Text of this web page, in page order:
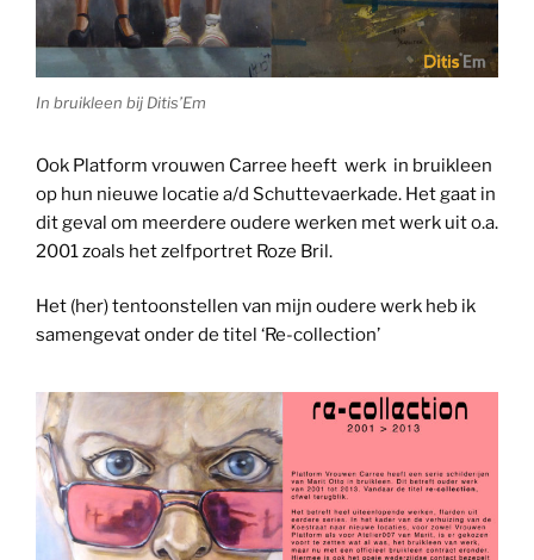
In bruikleen bij Ditis’Em
Ook Platform vrouwen Carree heeft werk in bruikleen
op hun nieuwe locatie a/d Schuttevaerkade. Het gaat in
dit geval om meerdere oudere werken met werk uit o.a.
2001 zoals het zelfportret Roze Bril.
Het (her) tentoonstellen van mijn oudere werk heb ik
samengevat onder de titel ‘Re-collection’